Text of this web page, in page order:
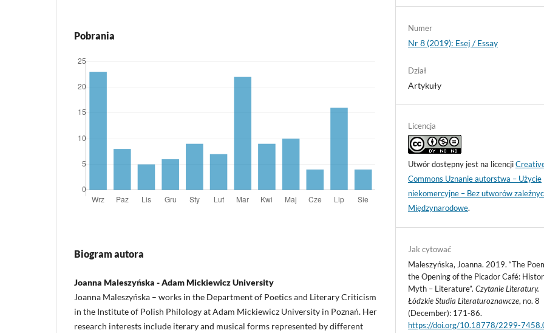
Pobrania
Biogram autora
Joanna Maleszyńska - Adam Mickiewicz University
Joanna Maleszyńska – works in the Department of Poetics and Literary Criticism
in the Institute of Polish Philology at Adam Mickiewicz University in Poznań. Her
research interests include iterary and musical forms represented by different
Numer
Nr 8 (2019): Esej / Essay
Dział
Artykuły
Licencja
Utwór dostępny jest na licencji
Commons Uznanie autorstwa – Użycie
niekomercyjne – Bez utworów
Międzynarodowe.
Jak cytować
Maleszyńska, Joanna. 2019. “The
the Opening of the Picador Café:
Myth – Literature”.Czytanie Literatury.
Łódzkie Studia Literaturoznawcze, no. 8
(December): 171-86.
https://doi.org/10.18778/2299-